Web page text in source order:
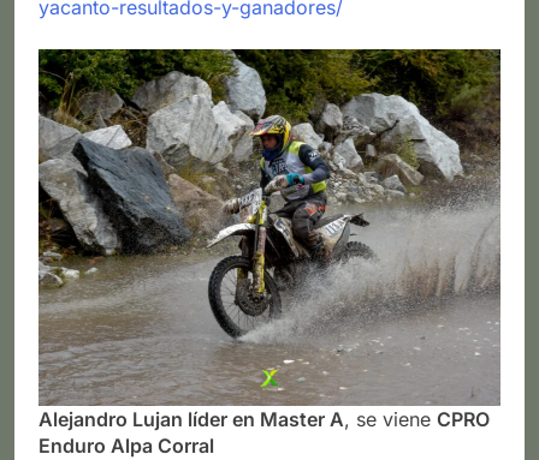
yacanto-resultados-y-ganadores/
Alejandro Lujan líder en Master A, se viene CPRO
Enduro Alpa Corral